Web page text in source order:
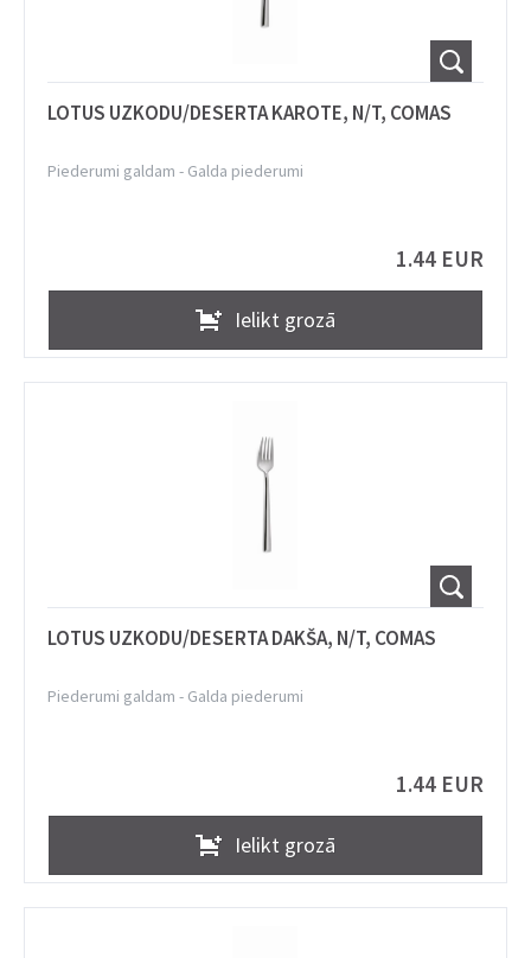
LOTUS UZKODU/DESERTA KAROTE, N/T, COMAS
Piederumi galdam - Galda piederumi
1.44 EUR
Ielikt grozā
LOTUS UZKODU/DESERTA DAKŠA, N/T, COMAS
Piederumi galdam - Galda piederumi
1.44 EUR
Ielikt grozā